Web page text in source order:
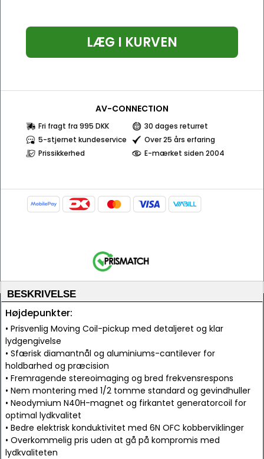
LÆG I KURVEN
AV-CONNECTION
Fri fragt fra 995 DKK
30 dages returret
5-stjernet kundeservice
Over 25 års erfaring
Prissikkerhed
E-mærket siden 2004
BESKRIVELSE
Højdepunkter:
• Prisvenlig Moving Coil-pickup med detaljeret og klar
lydgengivelse
• Sfærisk diamantnål og aluminiums-cantilever for
holdbarhed og præcision
• Fremragende stereoimaging og bred frekvensrespons
• Nem montering med 1/2 tomme standard og gevindhuller
• Neodymium N40H-magnet og firkantet generatorcoil for
optimal lydkvalitet
• Bedre elektrisk konduktivitet med 6N OFC kobberviklinger
• Overkommelig pris uden at gå på kompromis med
lydkvaliteten